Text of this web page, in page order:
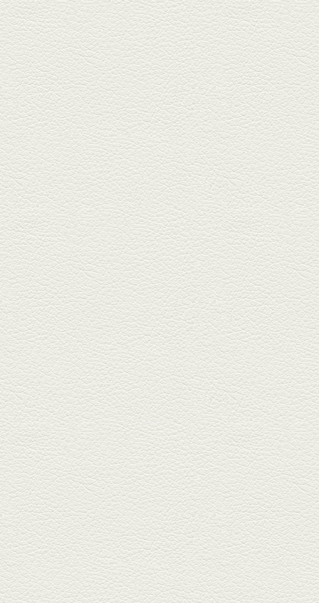
食堂いしばしさん家』は、賑や
かでお...
2026年1月30日放送
焼き餃子＆海老チリ
栄通りの路地奥、隠れ家的な店
『富富飯店 新市街酒家』へ。２
階に...
2026年1月9日放送
酢だこ＆焼ぎょうざ
健軍で人吉の有名店のぎょうざ
を！『松龍軒健軍店』で、味わ
いの刻...
2025年12月19日放送
おばんざい三種盛＆麻婆
豆腐
東区月出『中華酒場アガレヤ』
は、スパイスが効いた一味違う
中華が...
2025年11月28日放送
ごま鯛＆牛すじ大根
名店揃いの並木坂ドルハウスビ
ルに今年生まれた新たな名店、
『家庭...
2025年11月7日放送
贅沢馬刺し盛合せ＆極上
馬肉しゃぶしゃぶ
籠町通り『熊本郷土料理 酒ト肴
もなか』で熊本県産の馬肉料理
を！...
2025年10月17日放送
ヒレ焼き＆牛ひれ肉汁カ
レー
武蔵小路で人気の『ヒレ肉じゅ
んちゃん』へ。『銀ハイ』で乾
杯！ブ...
2025年9月26日放送